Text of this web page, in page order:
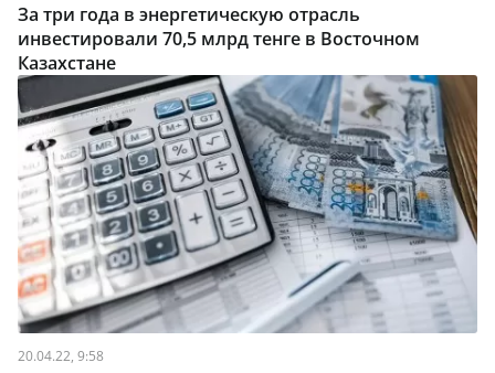
За три года в энергетическую отрасль
инвестировали 70,5 млрд тенге в Восточном
Казахстане
20.04.22, 9:58